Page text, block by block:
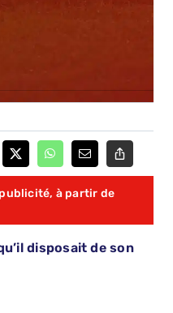
à partir de
disposait de son